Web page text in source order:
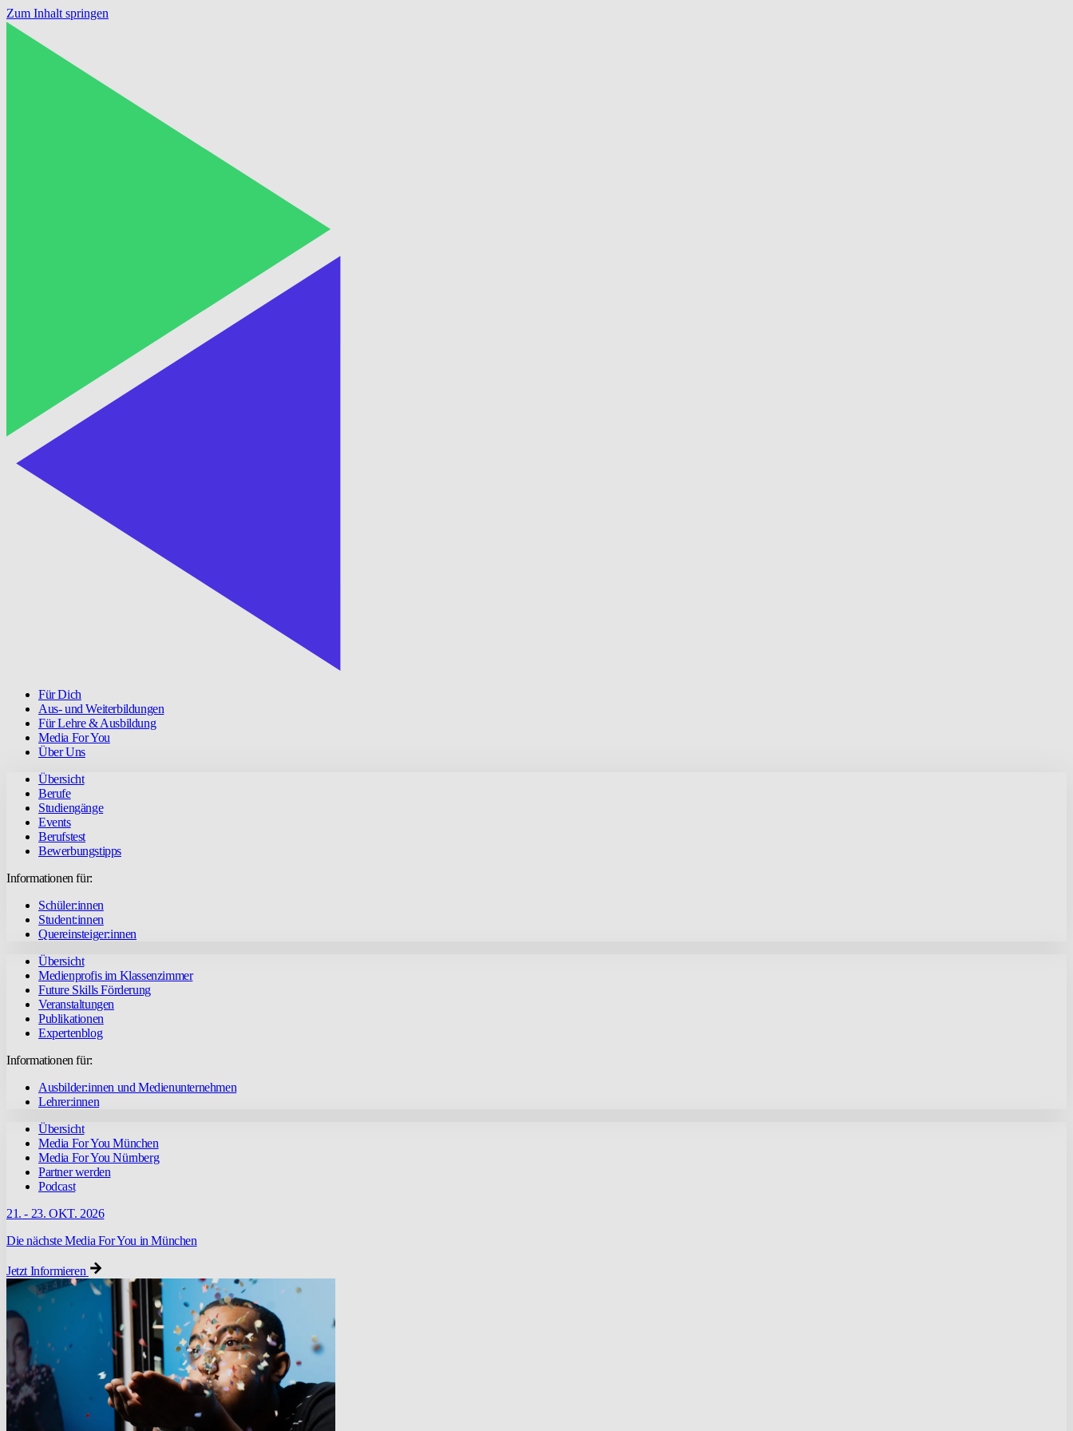
Zum Inhalt springen
Für Dich
Aus- und Weiterbildungen
Für Lehre & Ausbildung
Media For You
Über Uns
Übersicht
Berufe
Studiengänge
Events
Berufstest
Bewerbungstipps
Informationen für:
Schüler:innen
Student:innen
Quereinsteiger:innen
Übersicht
Medienprofis im Klassenzimmer
Future Skills Förderung
Veranstaltungen
Publikationen
Expertenblog
Informationen für:
Ausbilder:innen und Medienunternehmen
Lehrer:innen
Übersicht
Media For You München
Media For You Nürnberg
Partner werden
Podcast
21. - 23. OKT. 2026
Die nächste Media For You in München
Jetzt Informieren